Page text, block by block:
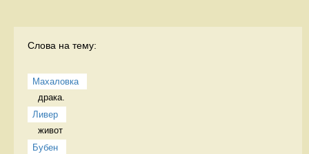
Слова на тему:
Махаловка
драка.
Ливер
живот
Бубен